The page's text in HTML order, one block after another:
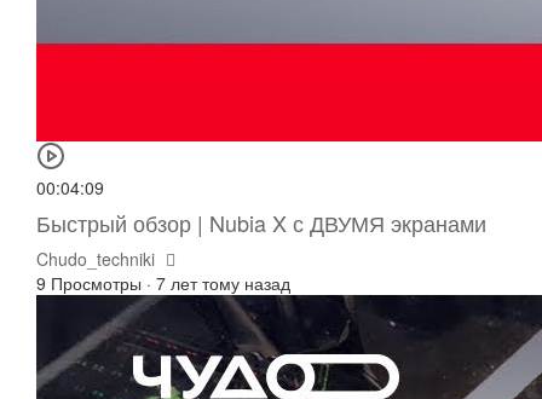
00:04:09
Быстрый обзор | Nubia X с ДВУМЯ экранами
Chudo_techniki
9 Просмотры · 7 лет тому назад